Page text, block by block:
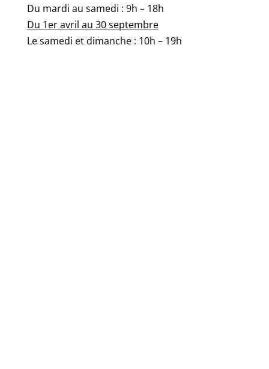
Du mardi au samedi : 9h – 18h
Du 1er avril au 30 septembre
Le samedi et dimanche : 10h – 19h